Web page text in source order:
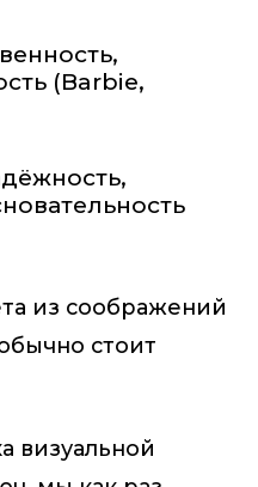
(Barbie,
из соображений
стоит
визуальной